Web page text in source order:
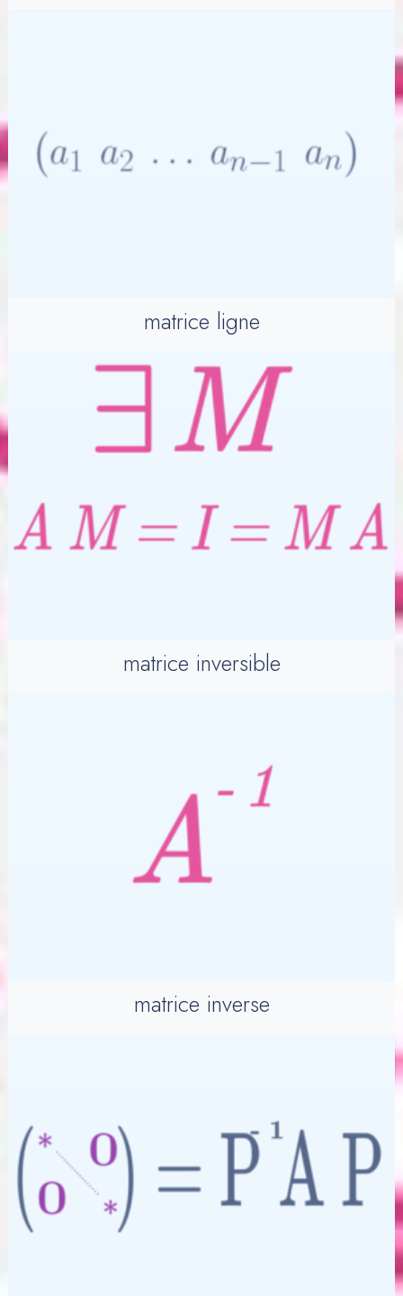
matrice ligne
matrice inversible
matrice inverse